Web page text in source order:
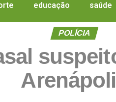
educação saúde
POLÍCIA